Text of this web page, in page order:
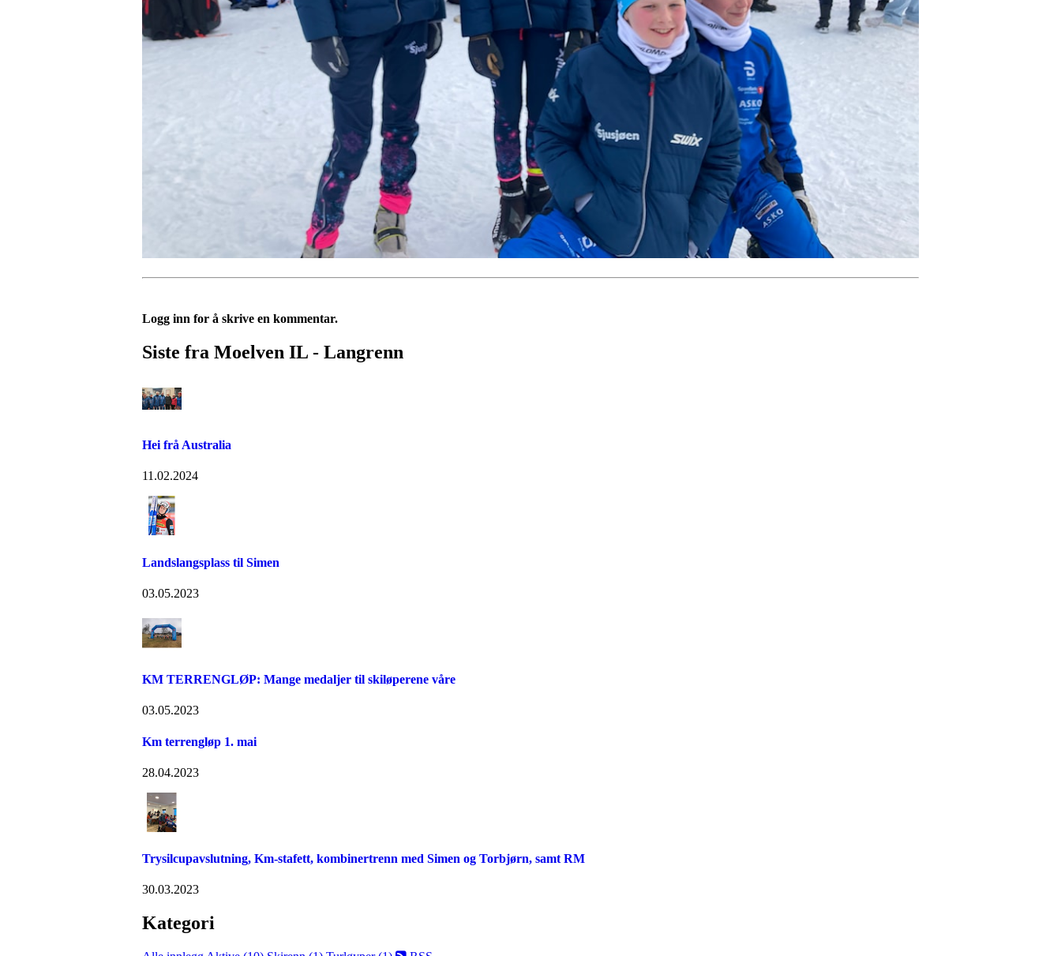
Logg inn for å skrive en kommentar.
Siste fra Moelven IL - Langrenn
Hei frå Australia
11.02.2024
Landslangsplass til Simen
03.05.2023
KM TERRENGLØP: Mange medaljer til skiløperene våre
03.05.2023
Km terrengløp 1. mai
28.04.2023
Trysilcupavslutning, Km-stafett, kombinertrenn med Simen og Torbjørn, samt RM
30.03.2023
Kategori